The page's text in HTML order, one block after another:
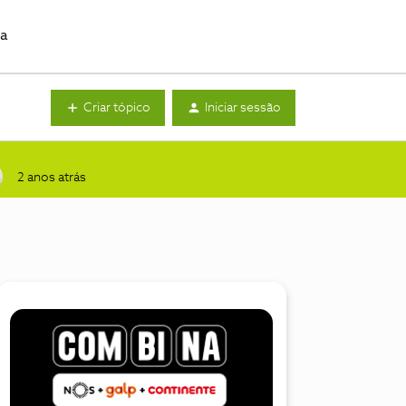
Criar tópico Iniciar sessão
2 anos atrás